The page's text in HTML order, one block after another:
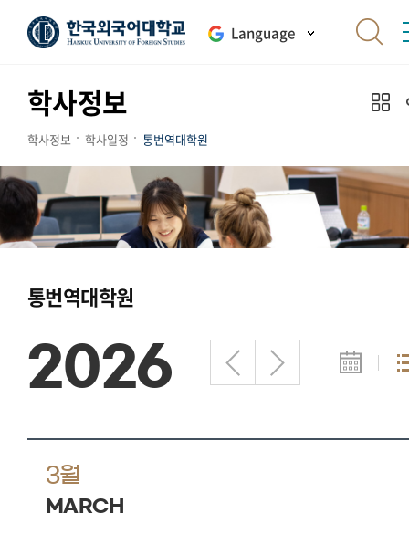
Language
학사정보
학사정보 학사일정 통번역대학원
통번역대학원
2026
3월
MARCH